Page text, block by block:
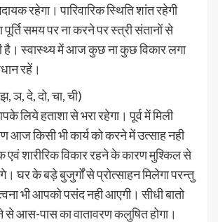
रहेगा। पारिवारिक स्थिति शांत रहेगी
समय पर ना करने पर स्त्री संतानों से
है। स्वास्थ्य में आज कुछ ना कुछ विकार लगा
रहें।
ञ, दे, दो, चा, ची)
लिये हताशा से भरा रहेगा। पूर्व में मिली
किसी भी कार्य को करने में उत्साह नही
एवं शारीरिक विकार रहने के कारण मुश्किल से
घर के बड़े बुजुर्गों से प्रोत्साहन मिलेगा परन्तु
भी आपको पसंद नही आएगी। सीधी बातो
से आस-पास का वातावरण कलुषित होगा।